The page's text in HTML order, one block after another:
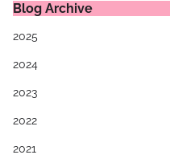
Blog Archive
2025
2024
2023
2022
2021